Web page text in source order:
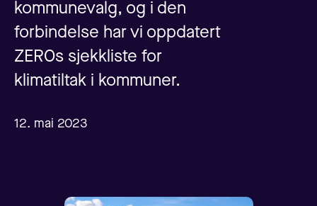
kommunevalg, og i den
forbindelse har vi oppdatert
ZEROs sjekkliste for
klimatiltak i kommuner.
12. mai 2023